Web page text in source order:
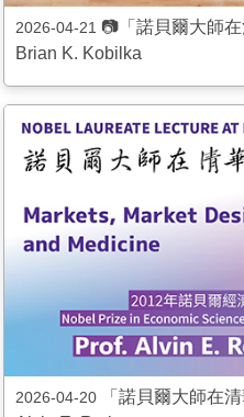
2026-04-21📷「諾貝爾大師
Brian K. Kobilka
2026-04-20
「諾貝爾大師在